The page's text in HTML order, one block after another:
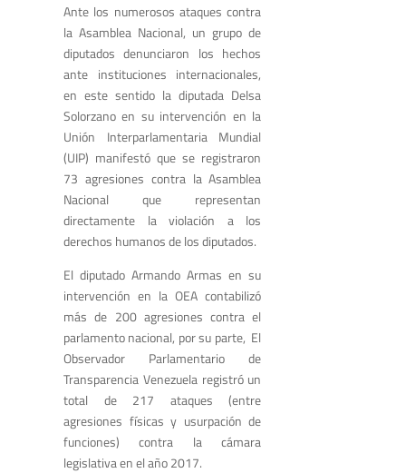
Ante los numerosos ataques contra
la Asamblea Nacional, un grupo de
diputados denunciaron los hechos
ante instituciones internacionales,
en este sentido la diputada Delsa
Solorzano en su intervención en la
Unión Interparlamentaria Mundial
(UIP) manifestó que se registraron
73 agresiones contra la Asamblea
Nacional que representan
directamente la violación a los
derechos humanos de los diputados.
El diputado Armando Armas en su
intervención en la OEA contabilizó
más de 200 agresiones contra el
parlamento nacional, por su parte, El
Observador Parlamentario de
Transparencia Venezuela registró un
total de 217 ataques (entre
agresiones físicas y usurpación de
funciones) contra la cámara
legislativa en el año 2017.